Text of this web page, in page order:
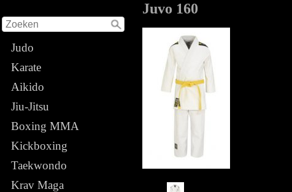
Judo
Karate
Aikido
Jiu-Jitsu
Boxing MMA
Kickboxing
Taekwondo
Krav Maga
Juvo 160